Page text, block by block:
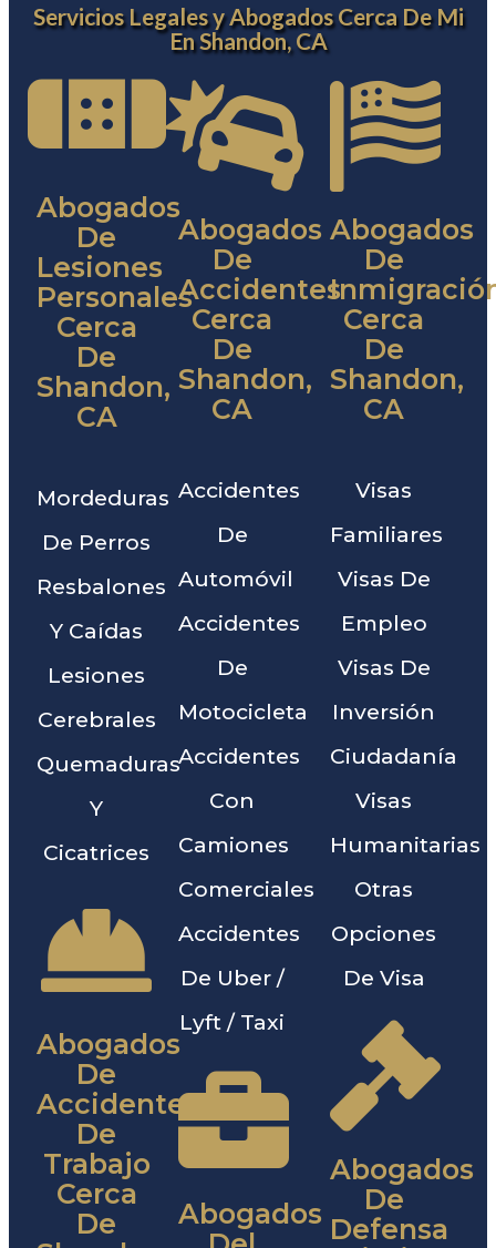
Servicios Legales y Abogados Cerca De Mi
En Shandon, CA
Abogados
De
Lesiones
Personales
Cerca
De
Shandon,
CA
Mordeduras
De Perros
Resbalones
Y Caídas
Lesiones
Cerebrales
Quemaduras
Y
Cicatrices
Abogados
De
Accidentes
De
Trabajo
Cerca
De
Abogados
De
Accidentes
Cerca
De
Shandon,
CA
Accidentes
De
Automóvil
Accidentes
De
Motocicleta
Accidentes
Con
Camiones
Comerciales
Accidentes
De Uber /
Lyft / Taxi
Abogados
Abogados
De
Cerca
De
Shandon,
CA
Visas
Familiares
Visas De
Empleo
Visas De
Inversión
Ciudadanía
Visas
Humanitarias
Otras
Opciones
De Visa
Abogados
De
Defensa